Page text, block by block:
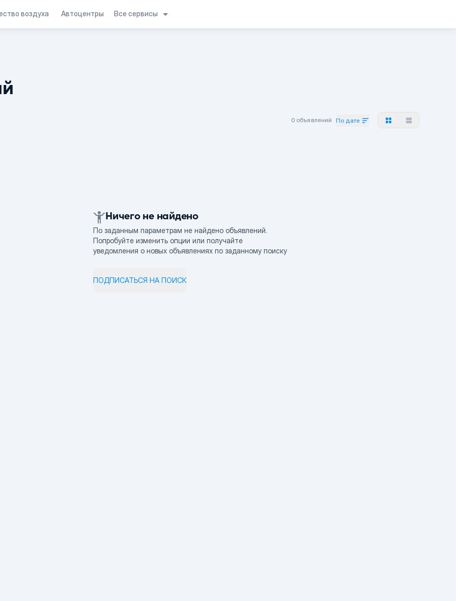
воздуха Автоцентры Все сервисы
0 объявлений По дате
Ничего не найдено
По заданным параметрам не найдено объявлений.
Попробуйте изменить опции или получайте
уведомления о новых объявлениях по заданному поиску
ПОДПИСАТЬСЯ НА ПОИСК